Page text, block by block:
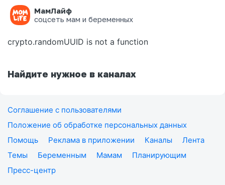
МамЛайф
соцсеть мам и беременных
Ошибка на странице
crypto.randomUUID is not a function
Найдите нужное в каналах
Соглашение с пользователями
Положение об обработке персональных данных
Помощь
Реклама в приложении Каналы
Лента
Темы
Беременным Мамам
Планирующим
Пресс-центр